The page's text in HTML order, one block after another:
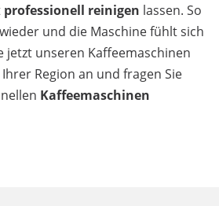
professionell reinigen lassen. So
und die Maschine fühlt sich
jetzt unseren Kaffeemaschinen
Region an und fragen Sie
Kaffeemaschinen